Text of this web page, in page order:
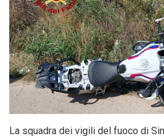
La squadra dei vigili del fuoco di